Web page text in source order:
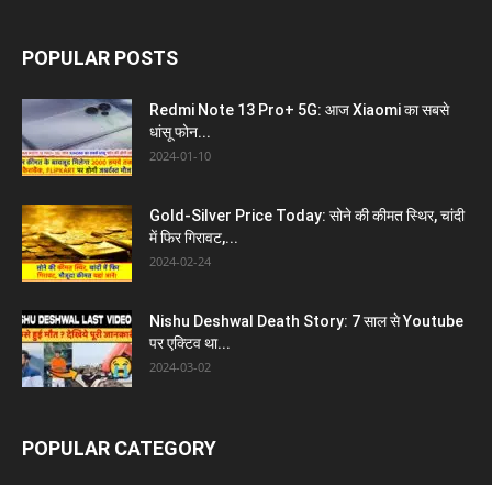
POPULAR POSTS
Redmi Note 13 Pro+ 5G: आज Xiaomi का सबसे
धांसू फोन...
2024-01-10
Gold-Silver Price Today: सोने की कीमत स्थिर, चांदी
में फिर गिरावट,...
2024-02-24
Nishu Deshwal Death Story: 7 साल से Youtube
पर एक्टिव था...
2024-03-02
POPULAR CATEGORY